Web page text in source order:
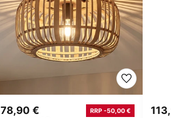
78,90 € RRP -50,00 €